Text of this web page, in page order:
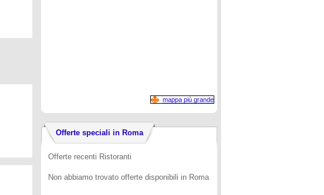
mappa più grande
Offerte speciali in Roma
Offerte recenti Ristoranti
Non abbiamo trovato offerte disponibili in Roma